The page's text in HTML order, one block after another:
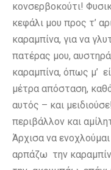
κονσερβοκούτι!
κεφάλι μου προς τ’
καραμπίνα, για να
πατέρας μου,
καραμπίνα, όπως μ’
μέτρα απόσταση,
αυτός – και
περιβάλλον και
Άρχισα να
αρπάζω την